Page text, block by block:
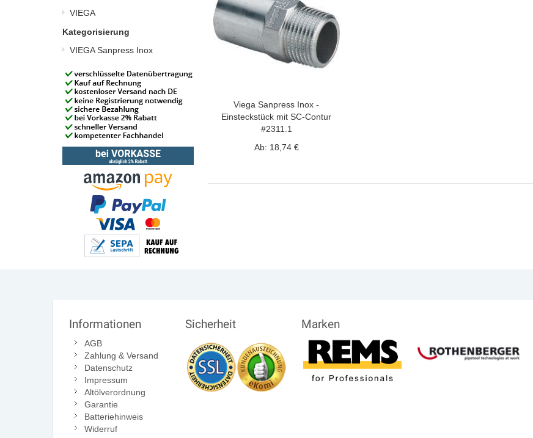
Viega Sanpress Inox -
Einsteckstück mit SC-Contur
#2311.1
Ab: 18,74 €
VIEGA
Kategorisierung
VIEGA Sanpress Inox
Informationen
AGB
Zahlung & Versand
Datenschutz
Impressum
Altölverordnung
Garantie
Batteriehinweis
Widerruf
Sicherheit Marken